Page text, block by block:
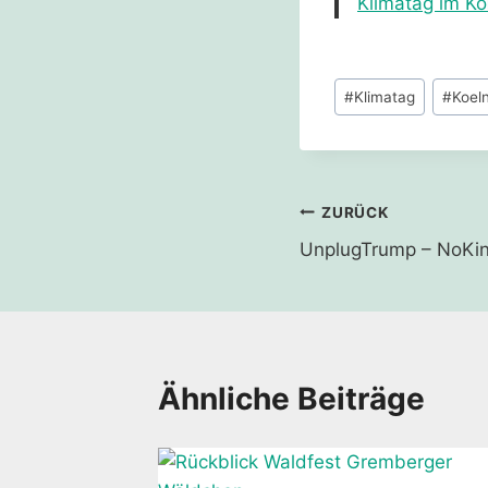
Schlagworte:
#Klimatag #Koeln
ZURÜCK
UnplugTrump –
Ähnliche Beiträge